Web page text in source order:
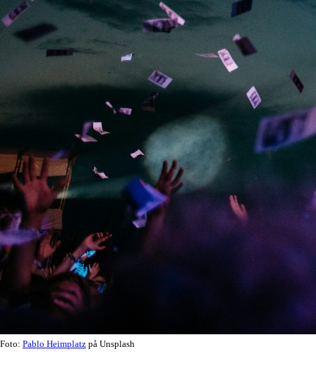
Foto: Pablo Heimplatz på Unsplash